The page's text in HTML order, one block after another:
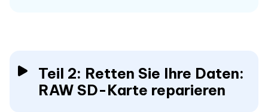
Teil 2: Retten Sie Ihre Daten:
RAW SD-Karte reparieren